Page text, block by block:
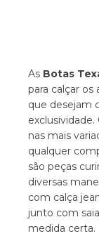
As Botas
para calçar os
que desejam
nas mais
qualquer
são peças
diversas
com calça
junto com
medida certa.